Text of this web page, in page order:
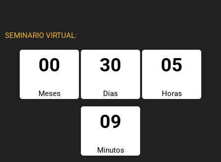
SEMINARIO VIRTUAL:
00
Meses
30
Días
05
Horas
09
Minutos